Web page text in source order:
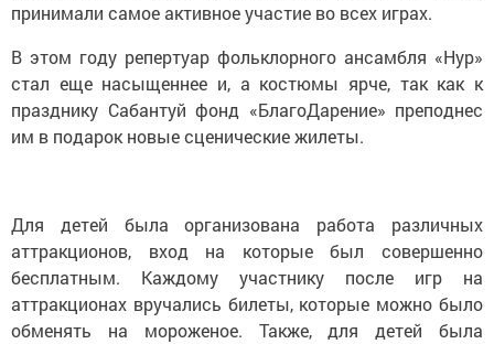
принимали самое активное участие во всех играх.
В этом году репертуар фольклорного ансамбля «Нур»
стал еще насыщеннее и, а костюмы ярче, так как к
празднику Сабантуй фонд «БлагоДарение» преподнес
им в подарок новые сценические жилеты.
Для детей была организована работа различных
аттракционов, вход на которые был совершенно
бесплатным. Каждому участнику после игр на
аттракционах вручались билеты, которые можно было
обменять на мороженое. Также, для детей была